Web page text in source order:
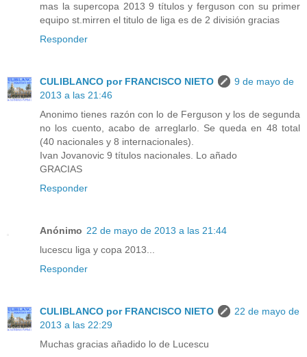
mas la supercopa 2013 9 títulos y ferguson con su primer
equipo st.mirren el titulo de liga es de 2 división gracias
Responder
CULIBLANCO por FRANCISCO NIETO
9 de mayo de
2013 a las 21:46
Anonimo tienes razón con lo de Ferguson y los de segunda
no los cuento, acabo de arreglarlo. Se queda en 48 total
(40 nacionales y 8 internacionales).
Ivan Jovanovic 9 títulos nacionales. Lo añado
GRACIAS
Responder
Anónimo 22 de mayo de 2013 a las 21:44
lucescu liga y copa 2013...
Responder
CULIBLANCO por FRANCISCO NIETO
22 de mayo de
2013 a las 22:29
Muchas gracias añadido lo de Lucescu